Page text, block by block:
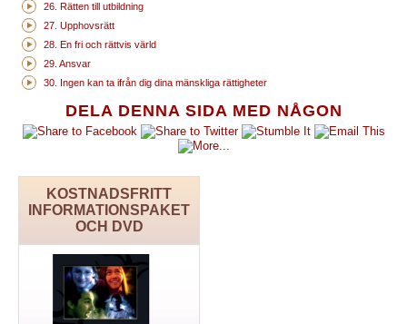
DELA DENNA SIDA MED NÅGON
KOSTNADSFRITT
INFORMATIONSPAKET
OCH DVD
26. Rätten till utbildning
27. Upphovsrätt
28. En fri och rättvis värld
29. Ansvar
30. Ingen kan ta ifrån dig dina mänskliga rättigheter